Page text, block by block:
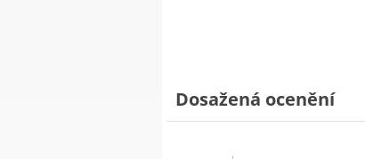
Dosažená ocenění